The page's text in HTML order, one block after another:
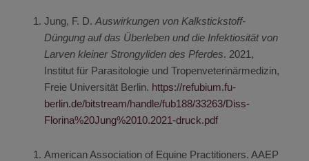
Jung, F. D. Auswirkungen von Kalkstickstoff-
Düngung auf das Überleben und die Infektiosität von
Larven kleiner Strongyliden des Pferdes. 2021,
Institut für Parasitologie und Tropenveterinärmedizin,
Freie Universität Berlin. https://refubium.fu-
berlin.de/bitstream/handle/fub188/33263/Diss-
Florina%20Jung%2010.2021-druck.pdf
American Association of Equine Practitioners. AAEP